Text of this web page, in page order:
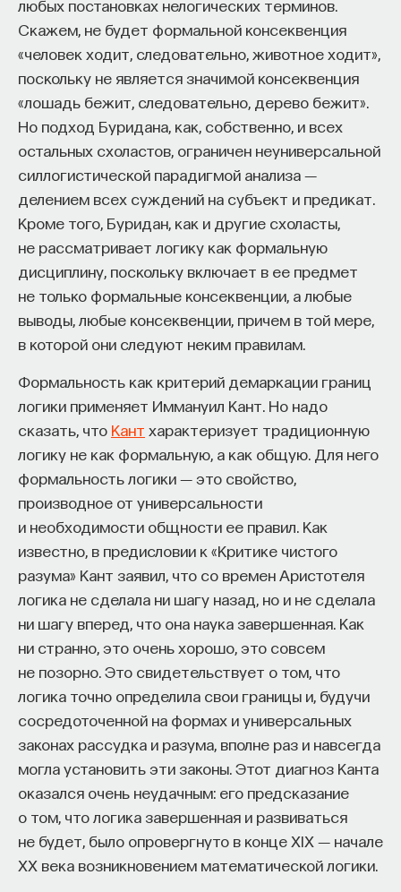
любых постановках нелогических терминов.
Скажем, не будет формальной консеквенция
«человек ходит, следовательно, животное ходит»,
поскольку не является значимой консеквенция
«лошадь бежит, следовательно, дерево бежит».
Но подход Буридана, как, собственно, и всех
остальных схоластов, ограничен неуниверсальной
силлогистической парадигмой анализа ―
делением всех суждений на субъект и предикат.
Кроме того, Буридан, как и другие схоласты,
не рассматривает логику как формальную
дисциплину, поскольку включает в ее предмет
не только формальные консеквенции, а любые
выводы, любые консеквенции, причем в той мере,
в которой они следуют неким правилам.
Формальность как критерий демаркации границ
логики применяет Иммануил Кант. Но надо
сказать, что Кант характеризует традиционную
логику не как формальную, а как общую. Для него
формальность логики ― это свойство,
производное от универсальности
и необходимости общности ее правил. Как
известно, в предисловии к «Критике чистого
разума» Кант заявил, что со времен Аристотеля
логика не сделала ни шагу назад, но и не сделала
ни шагу вперед, что она наука завершенная. Как
ни странно, это очень хорошо, это совсем
не позорно. Это свидетельствует о том, что
логика точно определила свои границы и, будучи
сосредоточенной на формах и универсальных
законах рассудка и разума, вполне раз и навсегда
могла установить эти законы. Этот диагноз Канта
оказался очень неудачным: его предсказание
о том, что логика завершенная и развиваться
не будет, было опровергнуто в конце XIX ― начале
XX века возникновением математической логики.
успешно развиваться в ФРГ. «Благосостояние для
всех» — таков был лозунг правительства
Аденауэра. Одним из его идейных вдохновителей
и реализаторов был Людвиг Эрхард, министр
экономики правительства Аденауэра. И мы видим,
что уже в середине 50-х годов Германия вышла
из тяжелейшего экономического кризиса
и начала лидировать по росту ВВП среди других
европейских стран.
Другой проблемой, с которой столкнулся
независимости ФРГ. Для этого он поддерживал
инициативы, связанные с идеей евроинтеграции.
Идея, предложенная Шарлем де Голлем, была
Европейское объединение угля и стали, и это
задаст фундамент для дальнейшего развития
европейской интеграции. Уже в 1957 году
подписывается так называемый Римский договор
о создании единого экономического
пространства Европы, что заложит основание для
современной Европы, Европы XXI века — без
границ, без таможенных преград, — Европы,
построенной на единых европейских ценностях.
с нормализацией отношений с государством
Израиль. Именно при Аденауэре в 1952 году
подписывается соглашение с государством
выплачивается репарация в размере трех
когда будут подписаны дипломатические
документы, ситуация будет окончательно